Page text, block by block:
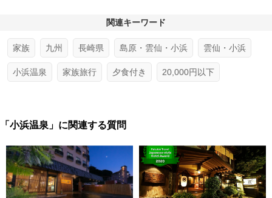
関連キーワード
家族 九州 長崎県 島原・雲仙・小浜 雲仙・小浜
小浜温泉 家族旅行 夕食付き 20,000円以下
「小浜温泉」に関連する質問